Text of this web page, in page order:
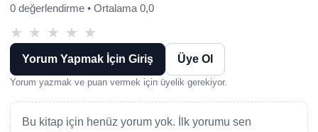
0 değerlendirme • Ortalama 0,0
★ ★ ★ ★ ★
Yorum Yapmak İçin Giriş Üye Ol
Yorum yazmak ve puan vermek için üyelik gerekiyor.
Bu kitap için henüz yorum yok. İlk yorumu sen